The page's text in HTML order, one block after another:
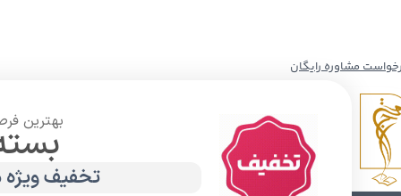
بهترین
تخفیف
مشاوره رایگان